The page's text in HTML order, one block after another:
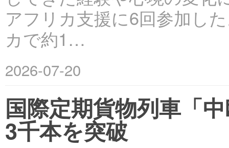
アフリカ支援に6回参加し
カで約1…
2026-07-20
国際定期貨物列車「
3千本を突破